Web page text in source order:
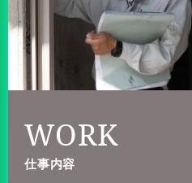
WORK
仕事内容